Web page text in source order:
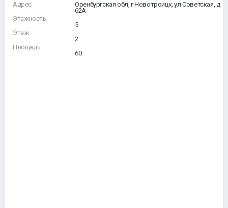
Адрес
Этажность
Этаж
Площадь
Оренбургская обл, г Новотроицк, ул Советская, д
62А
5
2
60